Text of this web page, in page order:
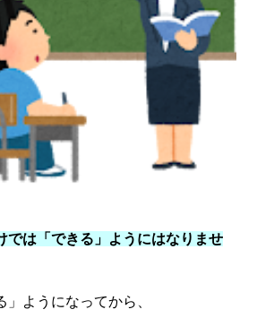
では「できる」ようにはなりませ
ようになってから、